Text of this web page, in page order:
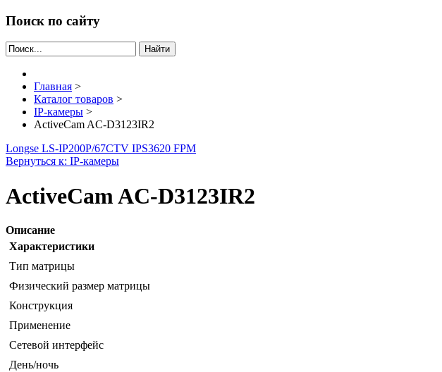
Поиск по сайту
Найти
Главная >
Каталог товаров >
IP-камеры >
ActiveCam AC-D3123IR2
Longse LS-IP200P/67CTV IPS3620 FPM
Вернуться к: IP-камеры
ActiveCam AC-D3123IR2
Описание
Характеристики
Тип матрицы
Физический размер матрицы
Конструкция
Применение
Сетевой интерфейс
День/ночь